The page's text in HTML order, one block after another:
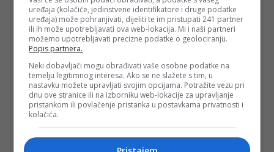
(DEPO PORTAL/ad)
PODIJELI NA
Depo.bapratite putem društvenih mrežaTwitteriFacebook
uređaja (kolačiće, jedinstvene identifikatore i druge podatke
uređaja) može pohranjivati, dijeliti te im pristupati 241 partner
ili ih može upotrebljavati ova web-lokacija. Mi i naši partneri
možemo upotrebljavati precizne podatke o geolociranju.
Popis partnera.
Neki dobavljači mogu obrađivati vaše osobne podatke na
temelju legitimnog interesa. Ako se ne slažete s tim, u
nastavku možete upravljati svojim opcijama. Potražite vezu pri
dnu ove stranice ili na izborniku web-lokacije za upravljanje
pristankom ili povlačenje pristanka u postavkama privatnosti i
kolačića.